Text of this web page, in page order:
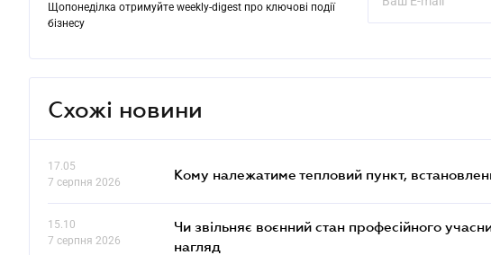
Щопонеділка отримуйте weekly-digest про ключові події
бізнесу
Схожі новини
17.05
7 серпня 2026
Кому належатиме тепловий пункт,
15.10
7 серпня 2026
Чи звільняє воєнний стан професійного
нагляд